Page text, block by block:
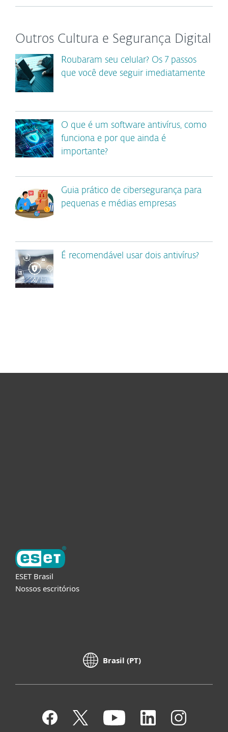
Outros Cultura e Segurança Digital
Roubaram seu celular? Os 7 passos
que você deve seguir imediatamente
O que é um software antivírus, como
funciona e por que ainda é
importante?
Guia prático de cibersegurança para
pequenas e médias empresas
É recomendável usar dois antivírus?
ESET Brasil
Nossos escritórios
Brasil (PT)